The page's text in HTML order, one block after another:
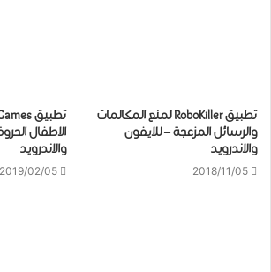
تطبيق RoboKiller لمنع المكالمات
والرسائل المزعجة – للايفون
والاندرويد
2018/11/05
الاطفال
والاندرويد
2019/02/05